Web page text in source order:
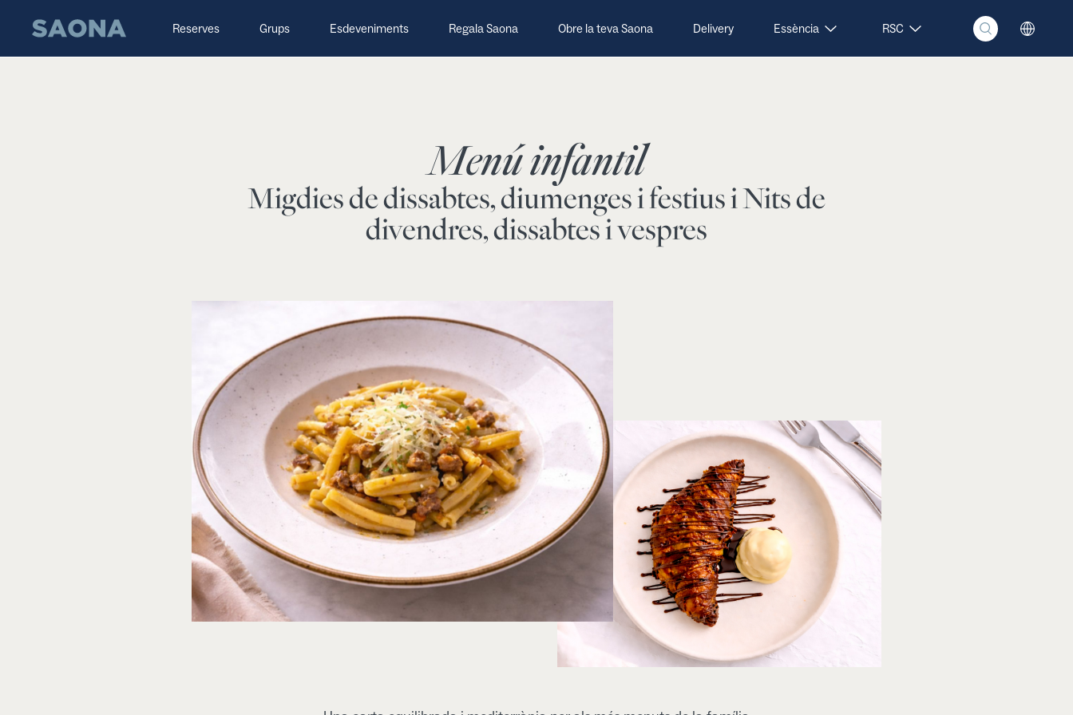
Grupo Saona Reserves Grups Esdeveniments Regala Saona Obre la teva Saona Delivery Essència RSC
Menú infantil
Migdies de dissabtes, diumenges i festius i Nits de
divendres, dissabtes i vespres